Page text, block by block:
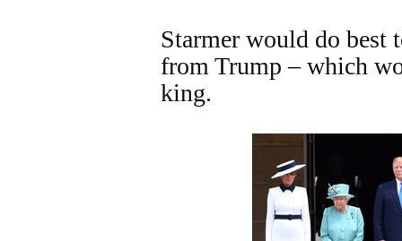
Starmer would do best
from Trump – which
king.